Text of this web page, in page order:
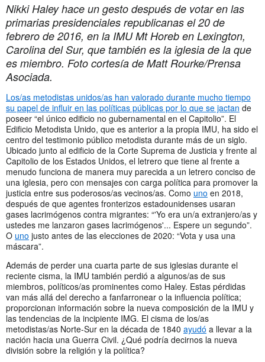
Nikki Haley hace un gesto después de votar en las
primarias presidenciales republicanas el 20 de
febrero de 2016, en la IMU Mt Horeb en Lexington,
Carolina del Sur, que también es la iglesia de la que
es miembro. Foto cortesía de Matt Rourke/Prensa
Asociada.
Los/as metodistas unidos/as han valorado durante mucho tiempo
su papel de influir en las políticas públicas por lo que se jactan de
poseer “el único edificio no gubernamental en el Capitolio”. El
Edificio Metodista Unido, que es anterior a la propia IMU, ha sido el
centro del testimonio público metodista durante más de un siglo.
Ubicado junto al edificio de la Corte Suprema de Justicia y frente al
Capitolio de los Estados Unidos, el letrero que tiene al frente a
menudo funciona de manera muy parecida a un letrero conciso de
una iglesia, pero con mensajes con carga política para promover la
justicia entre sus poderosos/as vecinos/as. Como uno en 2018,
después de que agentes fronterizos estadounidenses usaran
gases lacrimógenos contra migrantes: “'Yo era un/a extranjero/as y
ustedes me lanzaron gases lacrimógenos'... Espere un segundo”.
O uno justo antes de las elecciones de 2020: “Vota y usa una
máscara”.
Además de perder una cuarta parte de sus iglesias durante el
reciente cisma, la IMU también perdió a algunos/as de sus
miembros, políticos/as prominentes como Haley. Estas pérdidas
van más allá del derecho a fanfarronear o la influencia política;
proporcionan información sobre la nueva composición de la IMU y
las tendencias de la incipiente IMG. El cisma de los/as
metodistas/as Norte-Sur en la década de 1840 ayudó a llevar a la
nación hacia una Guerra Civil. ¿Qué podría decirnos la nueva
división sobre la religión y la política?